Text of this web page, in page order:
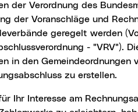
der Verordnung des
der Voranschläge und
geregelt werden
- "VRV").
in den
zu erstellen.